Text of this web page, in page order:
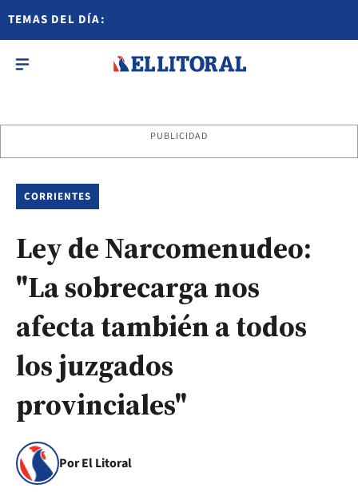
TEMAS DEL DÍA:
PUBLICIDAD
CORRIENTES
Ley de Narcomenudeo:
"La sobrecarga nos
afecta también a todos
los juzgados
provinciales"
Por El Litoral